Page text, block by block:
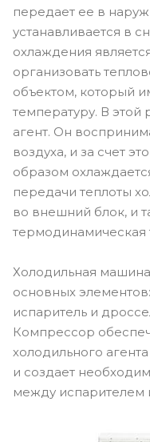
передает ее в
устанавливается в
охлаждения
организовать
объектом, который
температуру. В этой
агент. Он
воздуха, и за счет
образом
передачи теплоты
во внешний блок, и
Холодильная
основных
испаритель и
Компрессор
холодильного
и создает
между испарителем